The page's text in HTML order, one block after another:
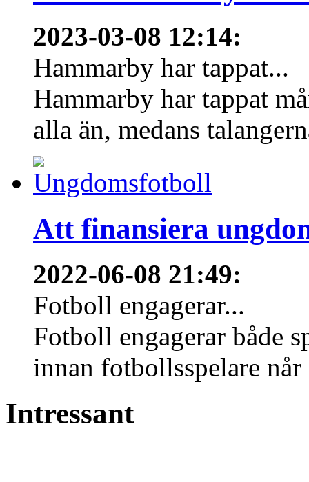
2023-03-08 12:14:
Hammarby har tappat...
Hammarby har tappat
alla än, medans
Att finansiera
2022-06-08 21:49:
Fotboll engagerar...
Fotboll engagerar både
innan fotbollsspelare
Intressant